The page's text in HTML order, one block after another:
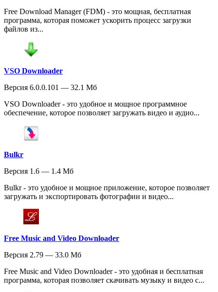
Free Download Manager (FDM) - это мощная, бесплатная
программа, которая поможет ускорить процесс загрузки
файлов из...
VSO Downloader
Версия 6.0.0.101 — 32.1 Мб
VSO Downloader - это удобное и мощное программное
обеспечение, которое позволяет загружать видео и аудио...
Bulkr
Версия 1.6 — 1.4 Мб
Bulkr - это удобное и мощное приложение, которое позволяет
загружать и экспортировать фотографии и видео...
Free Music and Video Downloader
Версия 2.79 — 33.0 Мб
Free Music and Video Downloader - это удобная и бесплатная
программа, которая позволяет скачивать музыку и видео с...